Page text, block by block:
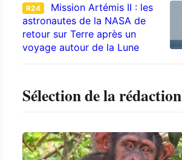
R24
Mission Artémis II : les
astronautes de la NASA de
retour sur Terre après un
voyage autour de la Lune
Sélection de la rédaction